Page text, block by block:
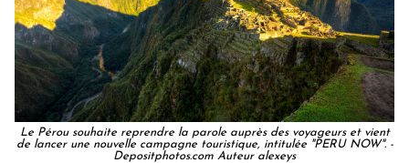
Le Pérou souhaite reprendre la parole auprès des voyageurs et vient
de lancer une nouvelle campagne touristique, intitulée "PERU NOW". -
Depositphotos.com Auteur alexeys